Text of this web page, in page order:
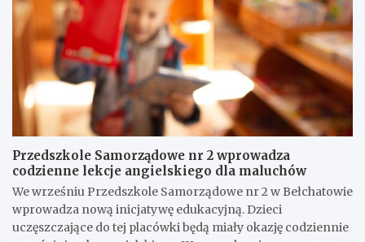
Przedszkole Samorządowe nr 2 wprowadza
codzienne lekcje angielskiego dla maluchów
We wrześniu Przedszkole Samorządowe nr 2 w Bełchatowie
wprowadza nową inicjatywę edukacyjną. Dzieci
uczęszczające do tej placówki będą miały okazję codziennie